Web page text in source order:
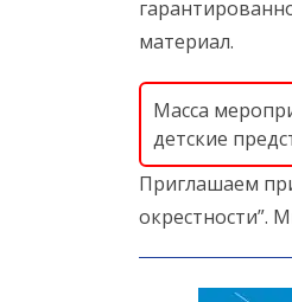
материал.
Масса
детские
Приглашаем
окрестности”.